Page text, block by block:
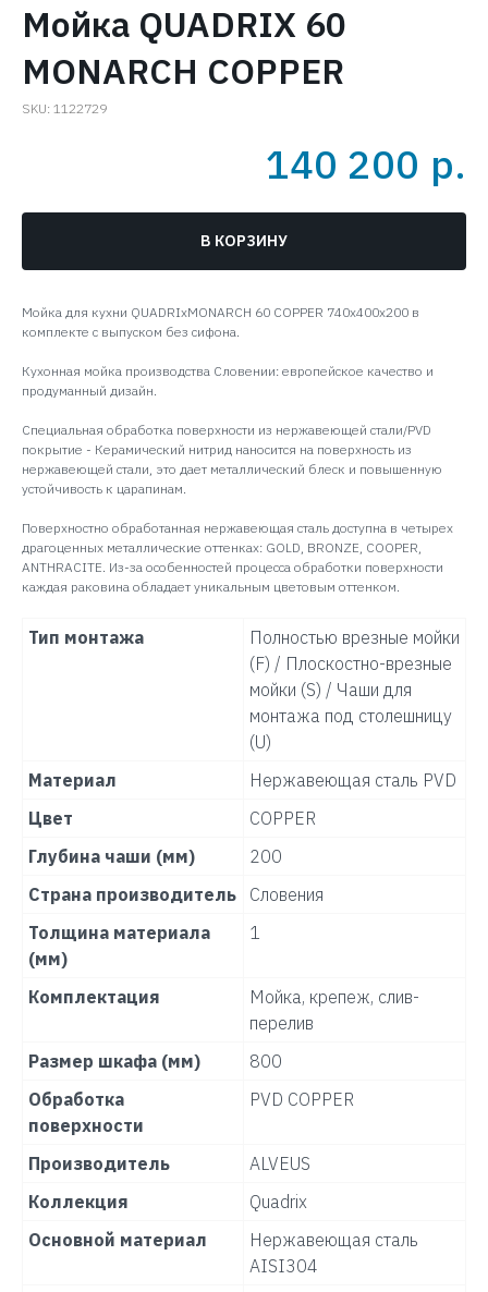
Мойка QUADRIX 60
MONARCH COPPER
SKU: 1122729
140 200 р.
В КОРЗИНУ
Мойка для кухни QUADRIxMONARCH 60 COPPER 740x400x200 в
комплекте с выпуском без сифона.
Кухонная мойка производства Словении: европейское качество и
продуманный дизайн.
Специальная обработка поверхности из нержавеющей стали/PVD
покрытие - Керамический нитрид наносится на поверхность из
нержавеющей стали, это дает металлический блеск и повышенную
устойчивость к царапинам.
Поверхностно обработанная нержавеющая сталь доступна в четырех
драгоценных металлические оттенках: GOLD, BRONZE, COOPER,
ANTHRACITE. Из-за особенностей процесса обработки поверхности
каждая раковина обладает уникальным цветовым оттенком.
Тип монтажа
Полностью врезные мойки
(F) / Плоскостно-врезные
мойки (S) / Чаши для
монтажа под столешницу
(U)
Материал
Нержавеющая сталь PVD
Цвет
COPPER
Глубина чаши (мм)
200
Страна производитель
Словения
Толщина материала
(мм)
1
Комплектация
Мойка, крепеж, слив-
перелив
Размер шкафа (мм)
800
Обработка
поверхности
PVD COPPER
Производитель
ALVEUS
Коллекция
Quadrix
Основной материал
Нержавеющая сталь
AISI304